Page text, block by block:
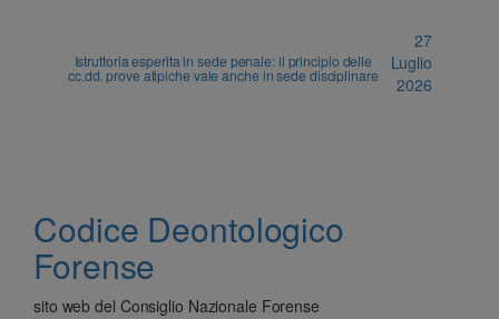
Istruttoria esperita in sede penale: il principio delle
cc.dd. prove atipiche vale anche in sede disciplinare
27
Luglio
2026
Codice Deontologico
Forense
sito web del Consiglio Nazionale Forense